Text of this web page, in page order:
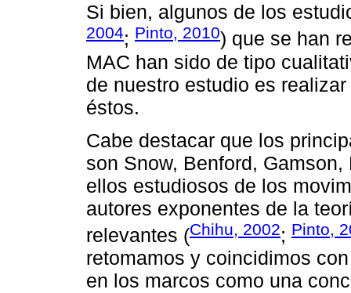
Si bien, algunos de los
2004; Pinto, 2010) que se han
MAC han sido de tipo
de nuestro estudio es
éstos.
Cabe destacar que los
son Snow, Benford,
ellos estudiosos de los
autores exponentes de la
relevantes (Chihu, 2002; Pinto,
retomamos y coincidimos
en los marcos como una